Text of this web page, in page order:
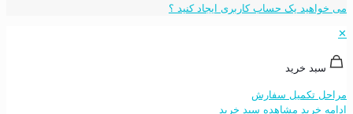
می خواهید یک حساب کاربری ایجاد کنید ؟
✕
سبد خرید
مراحل تکمیل سفارش
ادامه خرید مشاهده سبد خرید